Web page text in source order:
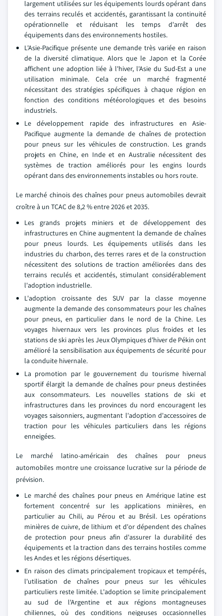
largement utilisées sur les équipements lourds opérant dans
des terrains reculés et accidentés, garantissant la continuité
opérationnelle et réduisant les temps d'arrêt des
équipements dans des environnements hostiles.
L'Asie-Pacifique présente une demande très variée en raison
de la diversité climatique. Alors que le Japon et la Corée
affichent une adoption liée à l'hiver, l'Asie du Sud-Est a une
utilisation minimale. Cela crée un marché fragmenté
nécessitant des stratégies spécifiques à chaque région en
fonction des conditions météorologiques et des besoins
industriels.
Le développement rapide des infrastructures en Asie-
Pacifique augmente la demande de chaînes de protection
pour pneus sur les véhicules de construction. Les grands
projets en Chine, en Inde et en Australie nécessitent des
systèmes de traction améliorés pour les engins lourds
opérant dans des environnements instables ou hors route.
Le marché chinois des chaînes pour pneus automobiles devrait
croître à un TCAC de 8,2 % entre 2026 et 2035.
Les grands projets miniers et de développement des
infrastructures en Chine augmentent la demande de chaînes
pour pneus lourds. Les équipements utilisés dans les
industries du charbon, des terres rares et de la construction
nécessitent des solutions de traction améliorées dans des
terrains reculés et accidentés, stimulant considérablement
l'adoption industrielle.
L'adoption croissante des SUV par la classe moyenne
augmente la demande des consommateurs pour les chaînes
pour pneus, en particulier dans le nord de la Chine. Les
voyages hivernaux vers les provinces plus froides et les
stations de ski après les Jeux Olympiques d'hiver de Pékin ont
amélioré la sensibilisation aux équipements de sécurité pour
la conduite hivernale.
La promotion par le gouvernement du tourisme hivernal
sportif élargit la demande de chaînes pour pneus destinées
aux consommateurs. Les nouvelles stations de ski et
infrastructures dans les provinces du nord encouragent les
voyages saisonniers, augmentant l'adoption d'accessoires de
traction pour les véhicules particuliers dans les régions
enneigées.
Le marché latino-américain des chaînes pour pneus
automobiles montre une croissance lucrative sur la période de
prévision.
Le marché des chaînes pour pneus en Amérique latine est
fortement concentré sur les applications minières, en
particulier au Chili, au Pérou et au Brésil. Les opérations
minières de cuivre, de lithium et d'or dépendent des chaînes
de protection pour pneus afin d'assurer la durabilité des
équipements et la traction dans des terrains hostiles comme
les Andes et les régions désertiques.
En raison des climats principalement tropicaux et tempérés,
l'utilisation de chaînes pour pneus sur les véhicules
particuliers reste limitée. L'adoption se limite principalement
au sud de l'Argentine et aux régions montagneuses
chiliennes, où des conditions neigeuses occasionnelles